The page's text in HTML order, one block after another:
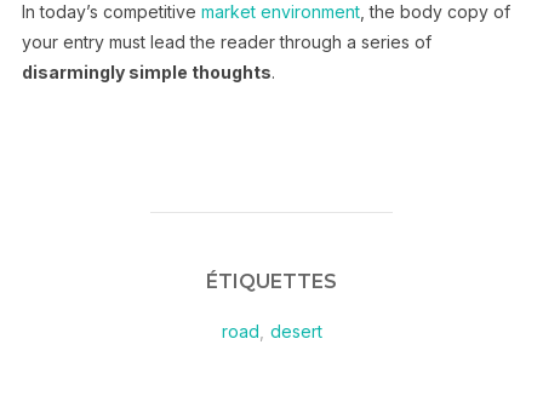
In today’s competitive market environment, the body copy of
your entry must lead the reader through a series of
disarmingly simple thoughts.
ÉTIQUETTES
road desert